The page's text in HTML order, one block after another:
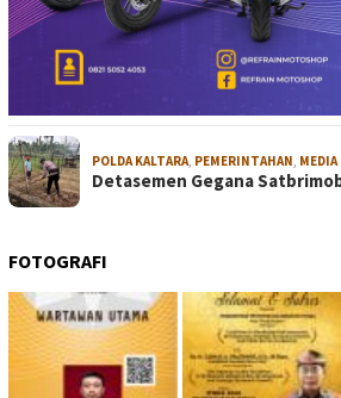
POLDA KALTARA, PEMERINTAHAN, MEDIA
Detasemen Gegana
FOTOGRAFI